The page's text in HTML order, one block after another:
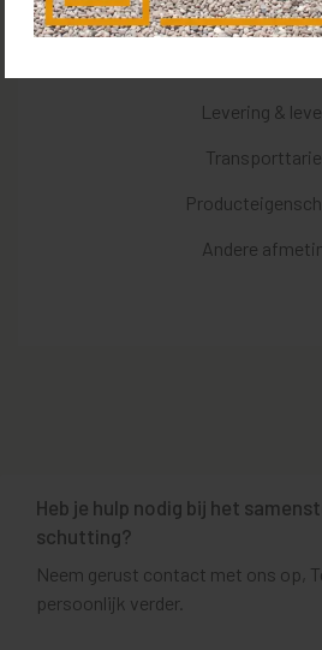
Product
Levering &
Andere
Heb je hulp nodig bij het
schutting?
Neem gerust contact met ons op,
persoonlijk verder.